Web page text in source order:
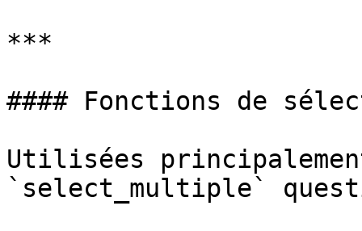
***
#### Fonctions de
Utilisées
`select_multiple`